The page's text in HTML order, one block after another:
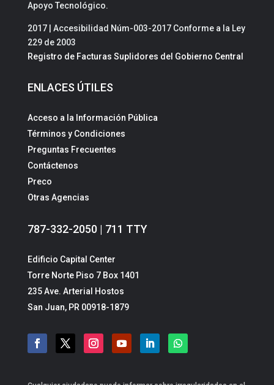
Apoyo Tecnológico.
2017 | Accesibilidad Núm-003-2017 Conforme a la Ley
229 de 2003
Registro de Facturas Suplidores del Gobierno Central
ENLACES ÚTILES
Acceso a la Información Pública
Términos y Condiciones
Preguntas Frecuentes
Contáctenos
Preco
Otras Agencias
787-332-2050 | 711 TTY
Edificio Capital Center
Torre Norte Piso 7 Box 1401
235 Ave. Arterial Hostos
San Juan, PR 00918-1879